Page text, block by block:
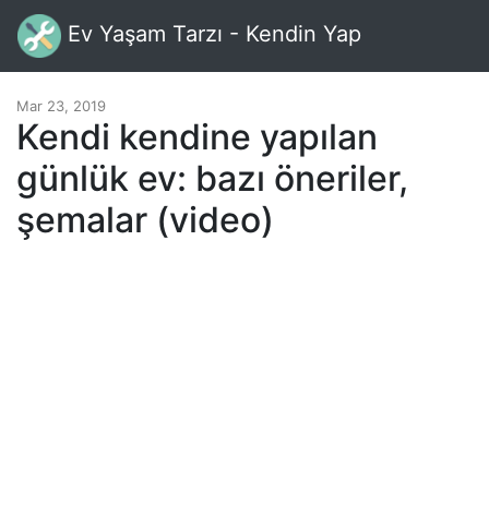
Ev Yaşam Tarzı - Kendin Yap
Mar 23, 2019
Kendi kendine yapılan
günlük ev: bazı öneriler,
şemalar (video)